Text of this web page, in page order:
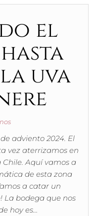
el
uva
adviento 2024. El
vez aterrizamos en
Aquí vamos a
de esta zona
a catar un
La bodega que nos
hoy es…